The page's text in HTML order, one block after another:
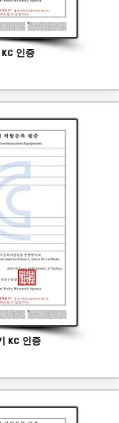
인증
KC 인증